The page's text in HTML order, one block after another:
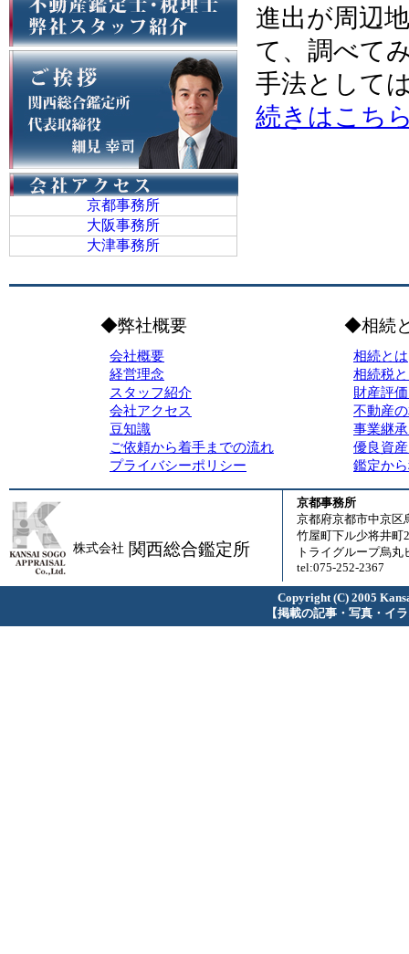
京都事務所
大阪事務所
大津事務所
進出が周辺
て、調べて
手法として
続きはこち
◆弊社概要
会社概要
経営理念
スタッフ紹介
会社アクセス
豆知識
ご依頼から着手までの流れ
プライバシーポリシー
◆相続
相続とは
相続税
財産評
不動産
事業継
優良資
鑑定か
株式会社 関西総合鑑定所
京都事務所
京都府京都市中京区
竹屋町下ル少将井町
トライグループ烏丸
tel:075-252-2367
Copyright (C) 2005
【掲載の記事・写真・イラ